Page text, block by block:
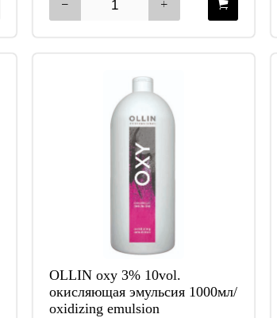
OLLIN oxy 3% 10vol.
окисляющая эмульсия 1000мл/
oxidizing emulsion